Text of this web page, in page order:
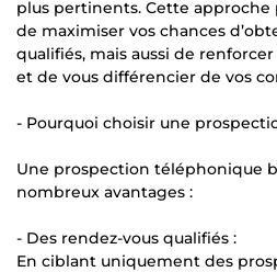
plus pertinents. Cette
de maximiser vos chances
qualifiés, mais aussi de
et de vous différencier de vos
- Pourquoi choisir une
Une prospection téléphonique
nombreux avantages :
- Des rendez-vous qualifiés :
En ciblant uniquement des